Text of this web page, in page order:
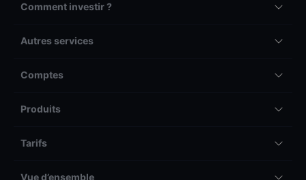
Comment investir ?
Autres services
Comptes
Produits
Tarifs
Vue d’ensemble